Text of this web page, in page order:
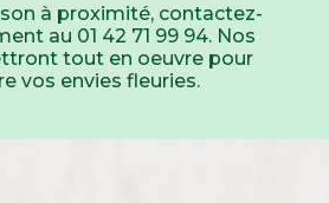
à proximité, contactez-
au 01 42 71 99 94. Nos
tout en oeuvre pour
vos envies fleuries.